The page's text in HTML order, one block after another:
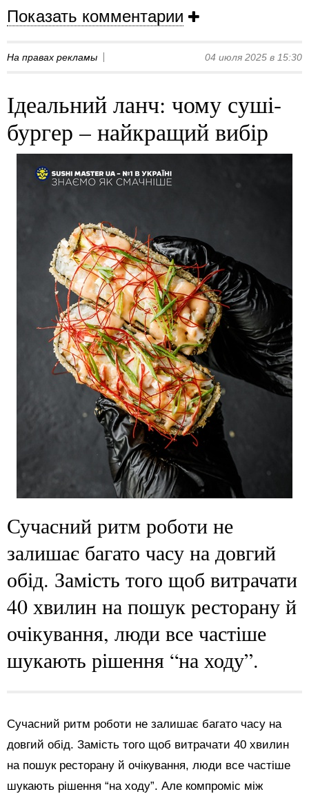
Показать комментарии
На правах рекламы 04 июля 2025 в 15:30
Ідеальний ланч: чому суші-
бургер – найкращий вибір
Сучасний ритм роботи не
залишає багато часу на довгий
обід. Замість того щоб витрачати
40 хвилин на пошук ресторану й
очікування, люди все частіше
шукають рішення “на ходу”.
Сучасний ритм роботи не залишає багато часу на
довгий обід. Замість того щоб витрачати 40 хвилин
на пошук ресторану й очікування, люди все частіше
шукають рішення “на ходу”. Але компроміс між